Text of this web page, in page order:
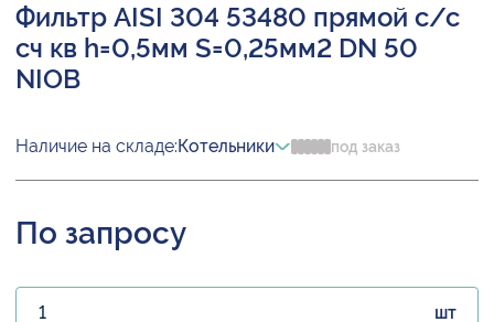
Фильтр AISI 304 53480 прямой с/с
сч кв h=0,5мм S=0,25мм2 DN 50
NIOB
Наличие на складе:Котельники под заказ
По запросу
шт